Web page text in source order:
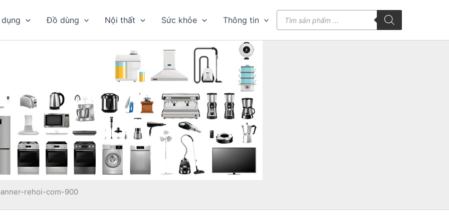
Đồ dùng Nội thất Sức khỏe Thông tin
kiếm
rehoi-com-900